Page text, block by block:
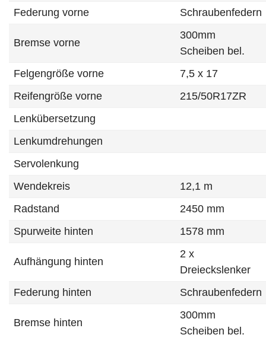
Federung vorne
Schraubenfedern
Bremse vorne
300mm
Scheiben bel.
Felgengröße vorne
7,5 x 17
Reifengröße vorne
215/50R17ZR
Lenkübersetzung
Lenkumdrehungen
Servolenkung
Wendekreis
12,1 m
Radstand
2450 mm
Spurweite hinten
1578 mm
Aufhängung hinten
2 x
Dreieckslenker
Federung hinten
Schraubenfedern
Bremse hinten
300mm
Scheiben bel.